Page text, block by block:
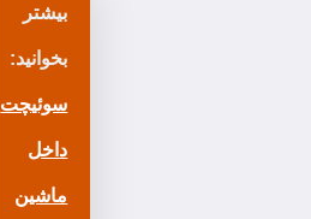
بیشتر
بخوانید:
سوئیچت
داخل
ماشین